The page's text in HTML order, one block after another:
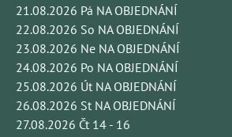
21.08.2026 Pá NA OBJEDNÁNÍ
22.08.2026 So NA OBJEDNÁNÍ
23.08.2026 Ne NA OBJEDNÁNÍ
24.08.2026 Po NA OBJEDNÁNÍ
25.08.2026 Út NA OBJEDNÁNÍ
26.08.2026 St NA OBJEDNÁNÍ
27.08.2026 Čt 14 - 16